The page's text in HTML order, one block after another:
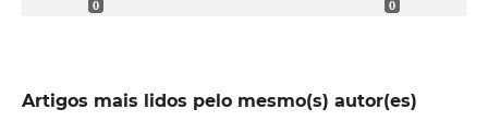
0 0
Artigos mais lidos pelo mesmo(s) autor(es)